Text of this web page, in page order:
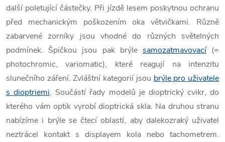
další poletující částečky. Při jízdě lesem poskytnou ochranu
před mechanickým poškozením oka větvičkami. Různě
zabarvené zorníky jsou vhodné do různých světelných
podmínek. Špičkou jsou pak brýle samozatmavovací(=
photochromic, variomatic), které reagují na intenzitu
slunečního záření. Zvláštní kategorií jsou brýle pro uživatele
s dioptriemi. Součástí řady modelů je dioptrický cvikr, do
kterého vám optik vyrobí dioptrická skla. Na druhou stranu
nabízíme i brýle se čtecí oblastí, aby dalekozraký uživatel
neztrácel kontakt s displayem kola nebo tachometrem.